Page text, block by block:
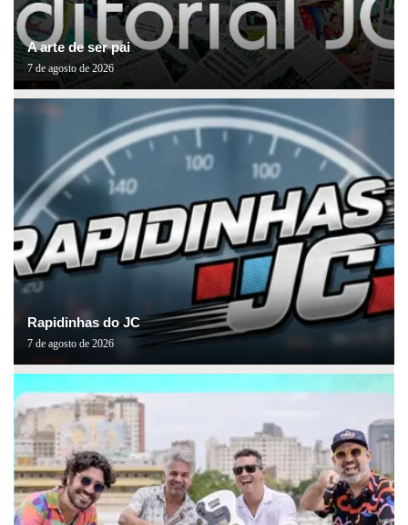
A arte de ser pai
7 de agosto de 2026
Rapidinhas do JC
7 de agosto de 2026